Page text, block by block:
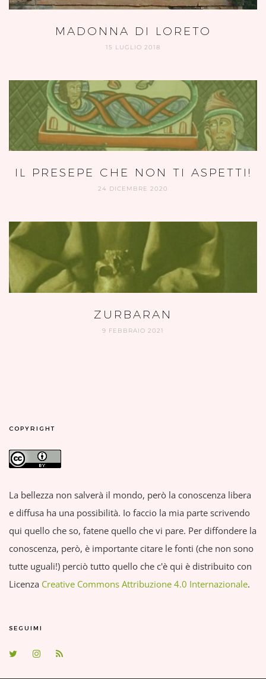
MADONNA DI LORETO
15 LUGLIO 2018
IL PRESEPE CHE NON TI ASPETTI!
24 DICEMBRE 2020
ZURBARAN
9 FEBBRAIO 2021
COPYRIGHT
La bellezza non salverà il mondo, però la conoscenza libera
e diffusa ha una possibilità. Io faccio la mia parte scrivendo
qui quello che so, fatene quello che vi pare. Per diffondere la
conoscenza, però, è importante citare le fonti (che non sono
tutte uguali!) perciò tutto quello che c'è qui è distribuito con
Licenza Creative Commons Attribuzione 4.0 Internazionale.
SEGUIMI